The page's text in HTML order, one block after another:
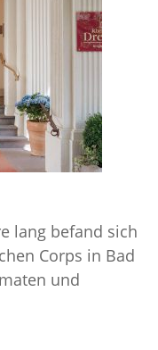
lang befand sich
Corps in Bad
und